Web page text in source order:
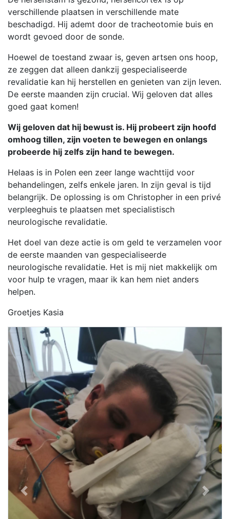
Previous Next
verschillende plaatsen in verschillende mate
beschadigd. Hij ademt door de tracheotomie buis en
wordt gevoed door de sonde.
Hoewel de toestand zwaar is, geven artsen ons hoop,
ze zeggen dat alleen dankzij gespecialiseerde
revalidatie kan hij herstellen en genieten van zijn leven.
De eerste maanden zijn crucial. Wij geloven dat alles
goed gaat komen!
Wij geloven dat hij bewust is. Hij probeert zijn hoofd
omhoog tillen, zijn voeten te bewegen en onlangs
probeerde hij zelfs zijn hand te bewegen.
Helaas is in Polen een zeer lange wachttijd voor
behandelingen, zelfs enkele jaren. In zijn geval is tijd
belangrijk. De oplossing is om Christopher in een privé
verpleeghuis te plaatsen met specialistisch
neurologische revalidatie.
Het doel van deze actie is om geld te verzamelen voor
de eerste maanden van gespecialiseerde
neurologische revalidatie. Het is mij niet makkelijk om
voor hulp te vragen, maar ik kan hem niet anders
helpen.
Groetjes Kasia